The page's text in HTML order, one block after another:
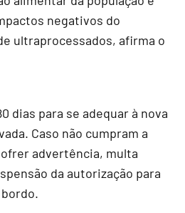
negativos do
ultraprocessados, afirma o
dias para se adequar à nova
Caso não cumpram a
advertência, multa
da autorização para